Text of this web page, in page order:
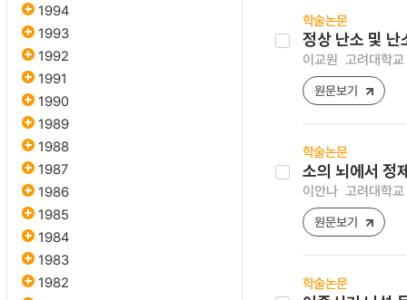
1994
1993
1992
1991
1990
1989
1988
1987
1986
1985
1984
1983
1982
학술논문
정상 난소 및
이교원 고려대학
원문보기
학술논문
소의 뇌에서
이안나 고려대학
원문보기
학술논문